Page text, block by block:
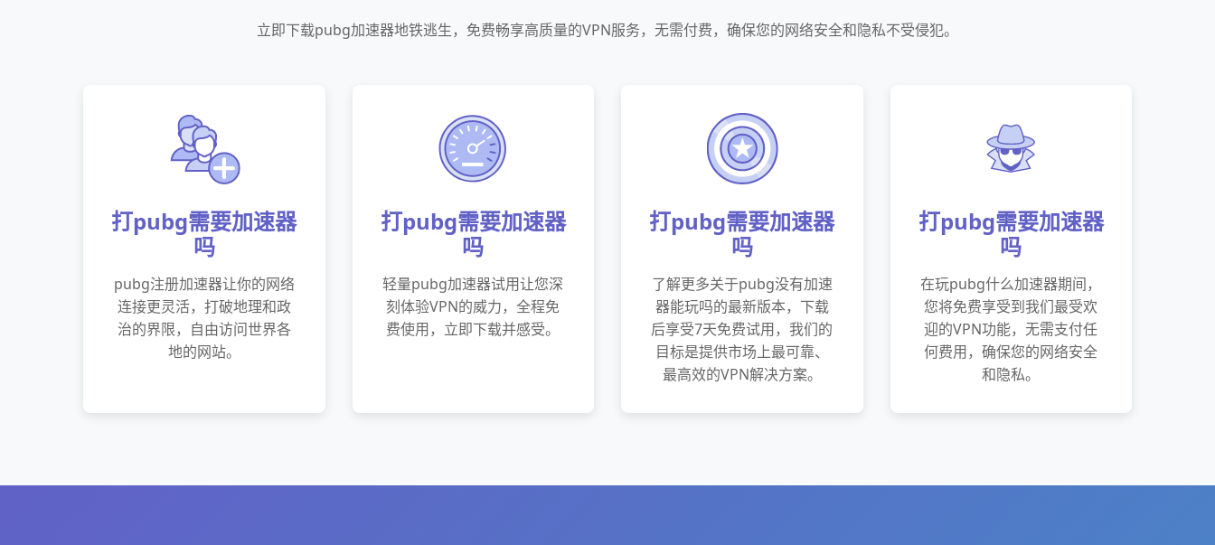
立即下载pubg加速器地铁逃生，免费畅享高质量的VPN服务，无需付费，确保您的网络安全和隐私不受侵犯。
打pubg需要加速器
吗
pubg注册加速器让你的网络
连接更灵活，打破地理和政
治的界限，自由访问世界各
地的网站。
打pubg需要加速器
吗
轻量pubg加速器试用让您深
刻体验VPN的威力，全程免
费使用，立即下载并感受。
打pubg需要加速器
吗
了解更多关于pubg没有加速
器能玩吗的最新版本，下载
后享受7天免费试用，我们的
目标是提供市场上最可靠、
最高效的VPN解决方案。
打pubg需要加速器
吗
在玩pubg什么加速器期间，
您将免费享受到我们最受欢
迎的VPN功能，无需支付任
何费用，确保您的网络安全
和隐私。